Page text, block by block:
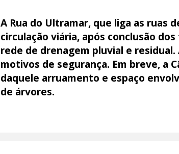
A Rua do Ultramar, que liga as ruas
circulação viária, após conclusão
rede de drenagem pluvial e
motivos de segurança. Em breve, a
daquele arruamento e espaço
de árvores.